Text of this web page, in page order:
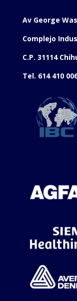
Av George
Complejo
C.P. 31114
Tel. 614 410